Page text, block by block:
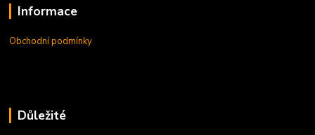
Informace
Obchodní podmínky
Důležité